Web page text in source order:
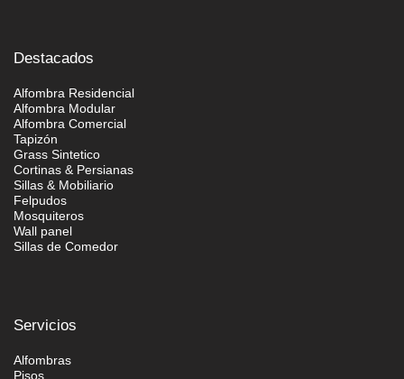
Destacados
Alfombra Residencial
Alfombra Modular
Alfombra Comercial
Tapizón
Grass Sintetico
Cortinas & Persianas
Sillas & Mobiliario
Felpudos
Mosquiteros
Wall panel
Sillas de Comedor
Servicios
Alfombras
Pisos